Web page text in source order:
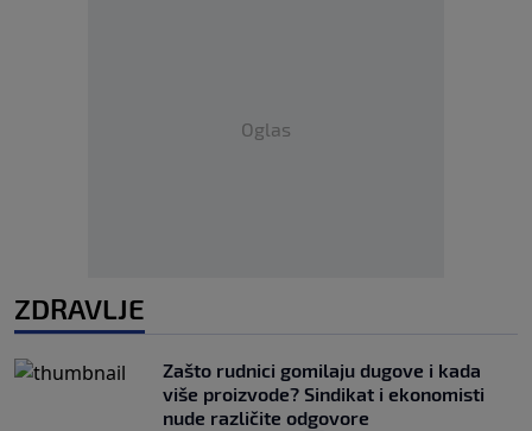
Oglas
ZDRAVLJE
Zašto rudnici gomilaju dugove i kada
više proizvode? Sindikat i ekonomisti
nude različite odgovore